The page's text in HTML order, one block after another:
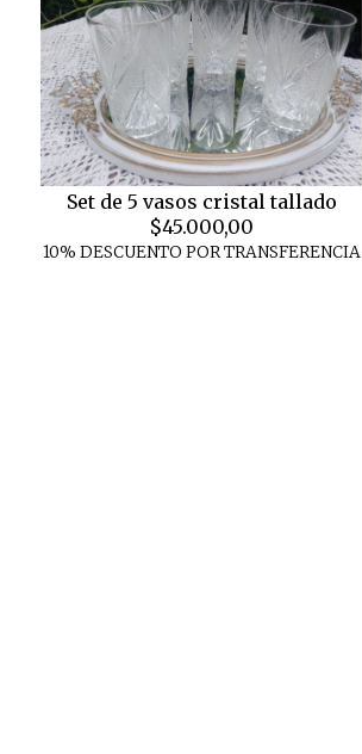
Set de 5 vasos cristal tallado
$45.000,00
10% DESCUENTO POR TRANSFERENCIA